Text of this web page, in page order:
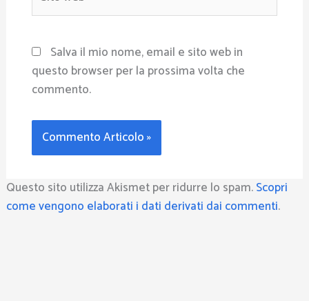
web
Salva il mio nome, email e sito web in
questo browser per la prossima volta che
commento.
Questo sito utilizza Akismet per ridurre lo spam.Scopri
come vengono elaborati i dati derivati dai commenti.